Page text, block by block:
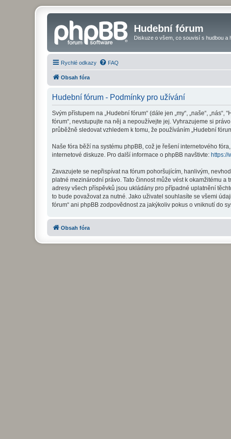
Hudební fórum
Diskuze o všem, co souvisí s hudbou a
Rychlé odkazy FAQ
Obsah fóra
Hudební fórum - Podmínky pro užívání
Svým přístupem na „Hudební fórum“ (dále jen „my“, „naše“,
fórum“, nevstupujte na něj a nepoužívejte jej. Vyhrazujeme si
průběžně sledovat vzhledem k tomu, že používáním „Hudební
Naše fóra běží na systému phpBB, což je řešení internetového fóra,
internetové diskuze. Pro další informace o phpBB navštivte: https://
Zavazujete se nepřispívat na fórum pohoršujícím, hanlivým,
platné mezinárodní právo. Tato činnost může vést k okamžitému
adresy všech příspěvků jsou ukládány pro případné uplatnění
to bude považovat za nutné. Jako uživatel souhlasíte se všemi
fórum“ ani phpBB zodpovědnost za jakýkoliv pokus o vniknutí do
Obsah fóra